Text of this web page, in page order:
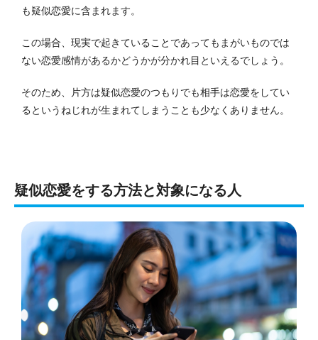
も疑似恋愛に含まれます。
この場合、現実で起きていることであってもまがいものでは
ない恋愛感情があるかどうかが分かれ目といえるでしょう。
そのため、片方は疑似恋愛のつもりでも相手は恋愛をしてい
るというねじれが生まれてしまうことも少なくありません。
疑似恋愛をする方法と対象になる人